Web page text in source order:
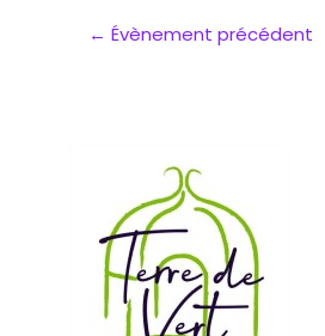
← Évènement précédent